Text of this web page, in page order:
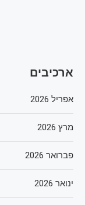
ארכיבים
אפריל 2026
מרץ 2026
פברואר 2026
ינואר 2026